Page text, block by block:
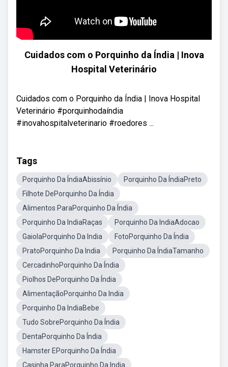
Cuidados com o Porquinho da Índia | Inova
Hospital Veterinário
Cuidados com o Porquinho da Índia | Inova Hospital
Veterinário #porquinhodaíndia
#inovahospitalveterinario #roedores ...
Tags
Porquinho Da ÍndiaAbissínio
Porquinho Da ÍndiaPreto
Filhote DePorquinho Da Índia
Alimentos ParaPorquinho Da Índia
Porquinho Da IndiaRaças
Porquinho Da IndiaAdocao
GaiolaPorquinho Da India
FotoPorquinho Da Índia
PratoPorquinho Da India
Porquinho Da ÍndiaTamanho
CercadinhoPorquinho Da Índia
Piolhos DePorquinho Da Índia
AlimentaçãoPorquinho Da India
Porquinho Da IndiaBebe
Tudo SobrePorquinho Da Índia
DentaPorquinho Da Índia
Hamster EPorquinho Da Índia
Casinha ParaPorquinho Da India